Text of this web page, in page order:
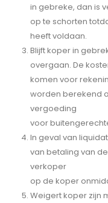
in gebreke, dan is
op te schorten
heeft voldaan.
Blijft koper in
overgaan. De
komen voor
worden berekend
vergoeding
voor
In geval van
van betaling van
verkoper
op de koper
Weigert koper zijn